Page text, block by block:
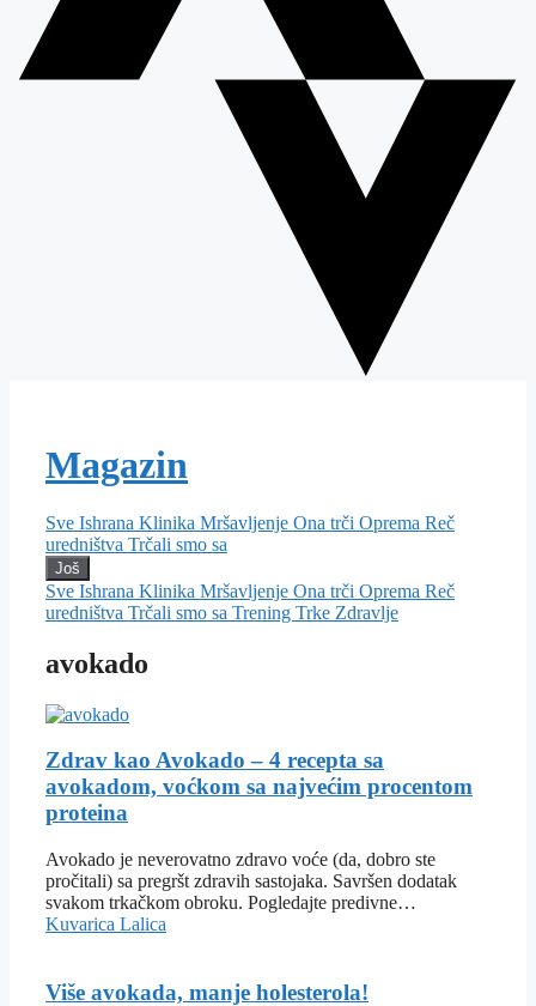
Magazin
Sve Ishrana Klinika Mršavljenje Ona trči Oprema Reč
uredništva Trčali smo sa
Još
Sve Ishrana Klinika Mršavljenje Ona trči Oprema Reč
uredništva Trčali smo sa Trening Trke Zdravlje
avokado
Zdrav kao Avokado – 4 recepta sa
avokadom, voćkom sa najvećim procentom
proteina
Avokado je neverovatno zdravo voće (da, dobro ste
pročitali) sa pregršt zdravih sastojaka. Savršen dodatak
svakom trkačkom obroku. Pogledajte predivne…
Kuvarica Lalica
Više avokada, manje holesterola!